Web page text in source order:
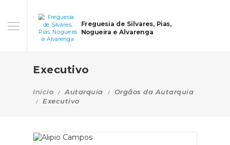
Freguesia de Silvares, Pias,
Nogueira e Alvarenga
Executivo
Início Autarquia
Orgãos da Autarquia
Executivo